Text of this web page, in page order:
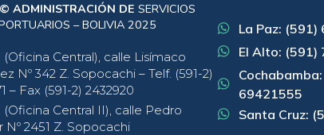
ADMINISTRACIÓN DE SERVICIOS
– BOLIVIA 2025
(Oficina Central), calle Lisímaco
Nº 342 Z. Sopocachi – Telf. (591-2)
– Fax (591-2) 2432920
(Oficina Central II), calle Pedro
Nº 2451 Z. Sopocachi
La Paz:
El Alto: (591)
69421555
Santa Cruz: